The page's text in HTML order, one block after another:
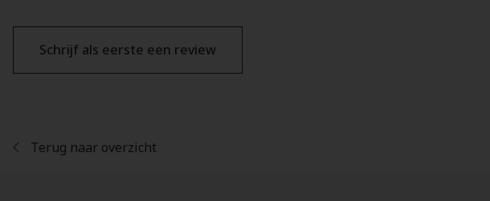
Schrijf als eerste een review
Terug naar overzicht